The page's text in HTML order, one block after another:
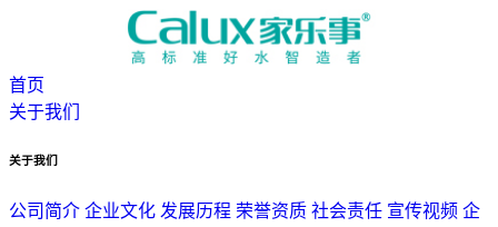
首页
关于我们
关于我们
公司简介 企业文化 发展历程 荣誉资质 社会责任 宣传视频 企